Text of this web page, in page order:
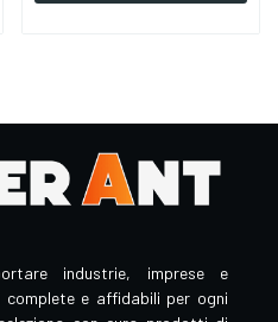
industrie, imprese e
complete e affidabili per ogni